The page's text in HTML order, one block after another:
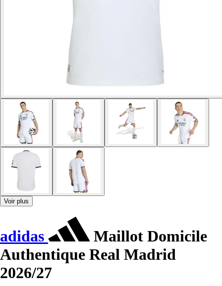
Voir plus
adidas
Maillot Domicile
Authentique Real Madrid
2026/27